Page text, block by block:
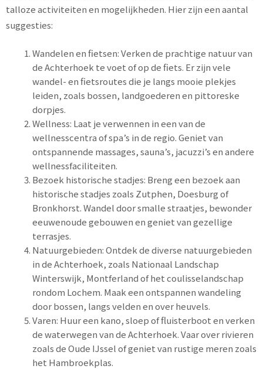
talloze activiteiten en mogelijkheden. Hier zijn een aantal
suggesties:
Wandelen en fietsen: Verken de prachtige natuur van
de Achterhoek te voet of op de fiets. Er zijn vele
wandel- en fietsroutes die je langs mooie plekjes
leiden, zoals bossen, landgoederen en pittoreske
dorpjes.
Wellness: Laat je verwennen in een van de
wellnesscentra of spa’s in de regio. Geniet van
ontspannende massages, sauna’s, jacuzzi’s en andere
wellnessfaciliteiten.
Bezoek historische stadjes: Breng een bezoek aan
historische stadjes zoals Zutphen, Doesburg of
Bronkhorst. Wandel door smalle straatjes, bewonder
eeuwenoude gebouwen en geniet van gezellige
terrasjes.
Natuurgebieden: Ontdek de diverse natuurgebieden
in de Achterhoek, zoals Nationaal Landschap
Winterswijk, Montferland of het coulisselandschap
rondom Lochem. Maak een ontspannen wandeling
door bossen, langs velden en over heuvels.
Varen: Huur een kano, sloep of fluisterboot en verken
de waterwegen van de Achterhoek. Vaar over rivieren
zoals de Oude IJssel of geniet van rustige meren zoals
het Hambroekplas.